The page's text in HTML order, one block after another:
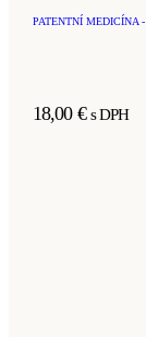
PATENTNÍ MEDICÍNA
18,00 € s DPH